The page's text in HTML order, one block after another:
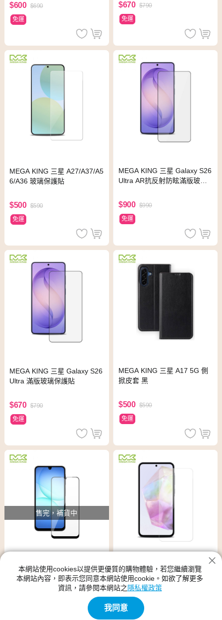
$600 $690
免運
$670 $790
免運
MEGA KING 三星 A27/A37/A5
6/A36 玻璃保護貼
$500 $590
免運
MEGA KING 三星 Galaxy S26
Ultra AR抗反射防眩滿版玻璃
$900 $990
免運
MEGA KING 三星 Galaxy S26
Ultra 滿版玻璃保護貼
$670 $790
免運
MEGA KING 三星 A17 5G 側
掀皮套 黑
$500 $590
免運
售完，補貨中
MEGA KING 三星 Galaxy A17
/ A16 5G 滿版玻璃保護貼
MEGA KING 玻璃保護貼 SAM
SUNG Galaxy A35 5G/A55 5
G
$500
$590
本網站使用cookies以提供更優質的購物體驗，若您繼續瀏覽
本網站內容，即表示您同意本網站使用cookie。如欲了解更多
資訊，請參閱本網站之 隱私權政策
我同意